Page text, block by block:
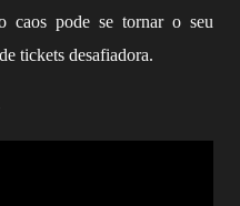
caos pode se tornar o seu
tickets desafiadora.